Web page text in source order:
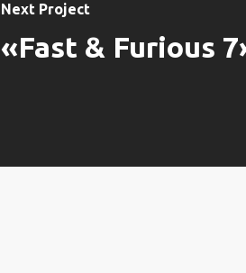
Next Project
«Fast & Furious